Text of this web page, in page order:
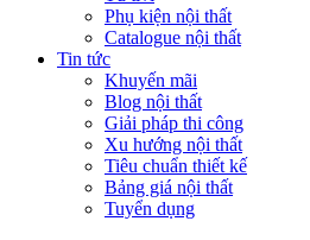
Phụ kiện nội thất
Catalogue nội thất
Tin tức
Khuyến mãi
Blog nội thất
Giải pháp thi công
Xu hướng nội thất
Tiêu chuẩn thiết kế
Bảng giá nội thất
Tuyển dụng